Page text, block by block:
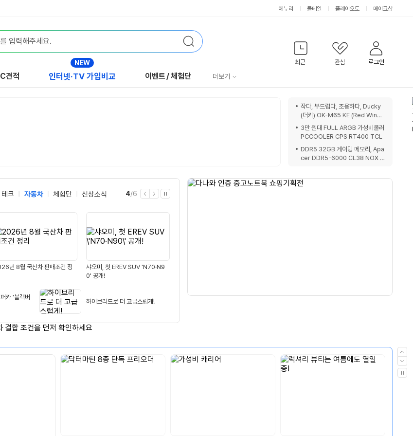
에누리 몰테일 플레이오토 메이크샵
검
색
최근 관심 로그인
견적
NEW
인터넷·TV 가입비교 이벤트/체험단 서
더보기
테크 자동차 체험단 신상소식
년 8월 국산차 판매조건 정
샤오미, 첫 EREV SUV 'N70·N9
0' 공개!
카 '블랙버
하이브리드로 더 고급스럽게!
현
4/전
6
이 다
자
재
작다, 부드럽다, 조용하다, Ducky
(더키) OK-M65 KE (Red Wine)
기계식키보드
3만 원대 FULL ARGB 가성비쿨러
PCCOOLER CPS RT400 TCL
DDR5 32GB 게이밍 메모리, Apa
cer DDR5-6000 CL38 NOX 1
이
전
다
음
자